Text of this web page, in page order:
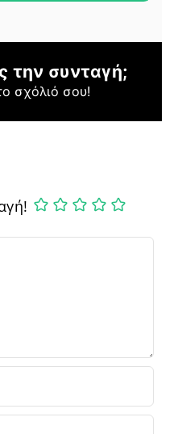
την συνταγή;
σχόλιό σου!